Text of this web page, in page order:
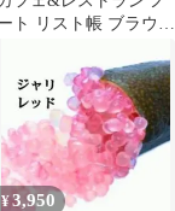
ト リスト帳 ブラウン
¥3,950